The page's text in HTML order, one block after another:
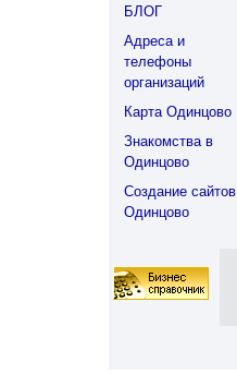
БЛОГ
Адреса и
телефоны
организаций
Карта Одинцово
Знакомства в
Одинцово
Создание
Одинцово